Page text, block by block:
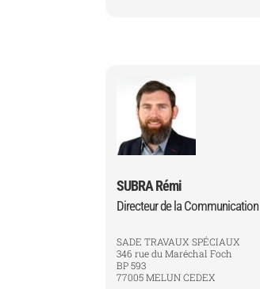
SUBRA Rémi
Directeur de la Communication
SADE TRAVAUX SPÉCIAUX
346 rue du Maréchal Foch
BP 593
77005 MELUN CEDEX